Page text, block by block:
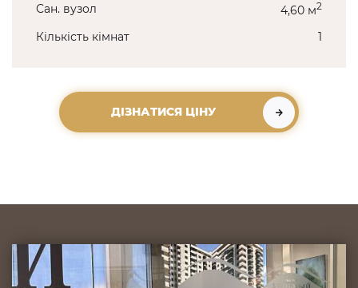
Сан. вузол 4,60 м2
Кількість кімнат 1
ДІЗНАТИСЯ ЦІНУ